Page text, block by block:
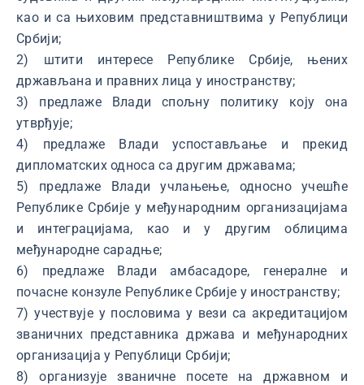
као и са њиховим представништвима у Републици
Србији;
2) штити интересе Републике Србије, њених
држављана и правних лица у иностранству;
3) предлаже Влади спољну политику коју она
утврђује;
4) предлаже Влади успостављање и прекид
дипломатских односа са другим државама;
5) предлаже Влади учлањење, односно учешће
Републике Србије у међународним организацијама
и интеграцијама, као и у другим облицима
међународне сарадње;
6) предлаже Влади амбасадоре, генералне и
почасне конзуле Републике Србије у иностранству;
7) учествује у пословима у вези са акредитацијом
званичних представника држава и међународних
организација у Републици Србији;
8) организује званичне посете на државном и